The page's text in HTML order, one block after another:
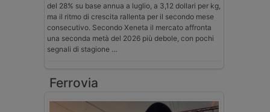
del 28% su base annua a luglio, a 3,12 dollari per kg,
ma il ritmo di crescita rallenta per il secondo mese
consecutivo. Secondo Xeneta il mercato affronta
una seconda metà del 2026 più debole, con pochi
segnali di stagione …
Ferrovia